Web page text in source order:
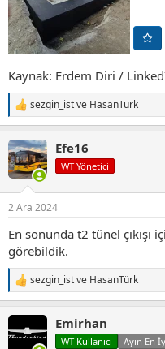
Kaynak: Erdem Diri /
T
e
k
i
l
sezgin_istve HasanTürk
Efe16
WT Yönetici
2 Ara 2024
En sonunda t2 tünel çıkışı
görebildik.
T
e
i
sezgin_istve HasanTürk
Emirhan
WT Kullanıcı Ayın En